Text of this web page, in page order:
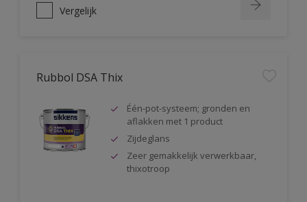
Vergelijk
Rubbol DSA Thix
Één-pot-systeem; gronden en
aflakken met 1 product
Zijdeglans
Zeer gemakkelijk verwerkbaar,
thixotroop